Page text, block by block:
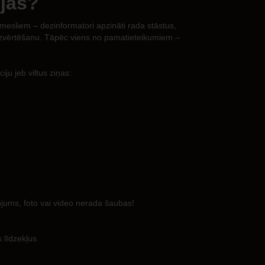
– dezinformatori apzināti rada stāstus,
Tāpēc viens no pamatieteikumiem –
jeb viltus ziņas:
foto vai video nerada šaubas!